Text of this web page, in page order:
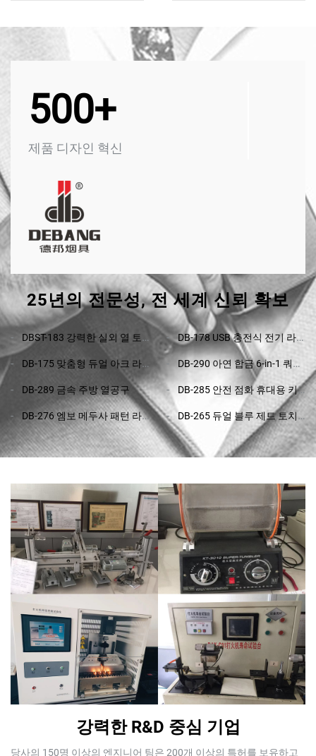
500+
제품 디자인 혁신
25년의 전문성, 전 세계 신뢰 확보
DBST-183 강력한 실외 열 토
치, 저가형 캠핑 및 주방 난방
도구
DB-178 USB 충전식 전기 라
이터
DB-175 맞춤형 듀얼 아크 라
DB-290 아연 합금 6-in-1 쿼드
토치 시가 라이터, 4개의 바람
에 강한 파란색 제트 불꽃과
통합된 다기능 시가 도구, 연
료 잔량 확인 창, 불꽃 크기 조
절 가능, 부탄 가스 재충전 가
능한 라이터, 선물 및 도매용
DB-289 금속 주방 열공구
DB-285 안전 점화 휴대용 키
트 - 경량 휴대용 라이터, 고내
구성 커터 및 바늘 세트
DB-276 엠보 메두사 패턴 라
이터, 금속 재질 더블 파이어
방풍 오픈 플레임 변환형
DB-265 듀얼 블루 제트 토치
라이터, 아연 합금 리필식 부
탄 라이터(가스 창 시각 확인
강력한 R&D 중심 기업
당사의 150명 이상의 엔지니어 팀은 200개 이상의 특허를 보유하고